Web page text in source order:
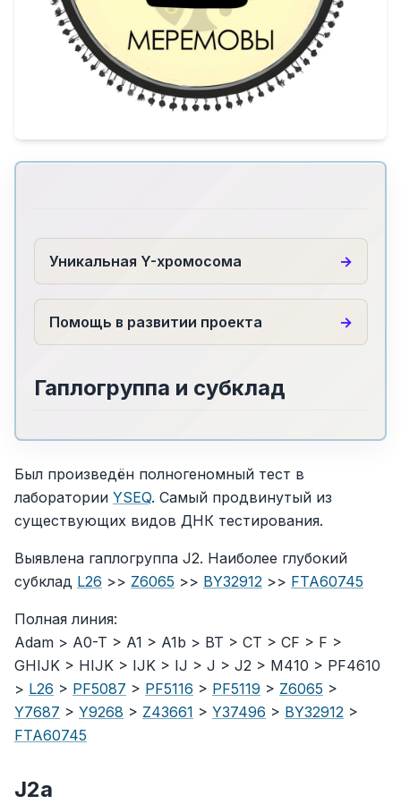
Уникальная Y-хромосома
Помощь в развитии проекта
Гаплогруппа и субклад
Был произведён полногеномный тест в
лаборатории YSEQ. Самый продвинутый из
существующих видов ДНК тестирования.
Выявлена гаплогруппа J2. Наиболее глубокий
субклад L26 >> Z6065 >> BY32912 >> FTA60745
Полная линия:
Adam > A0-T > A1 > A1b > BT > CT > CF > F >
GHIJK > HIJK > IJK > IJ > J > J2 > M410 > PF4610
> L26 > PF5087 > PF5116 > PF5119 > Z6065 >
Y7687 > Y9268 > Z43661 > Y37496 > BY32912 >
FTA60745
J2a